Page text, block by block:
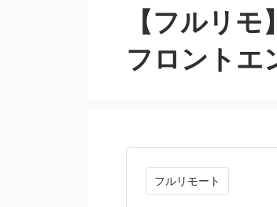
【フルリ
フロントエ
フルリモート